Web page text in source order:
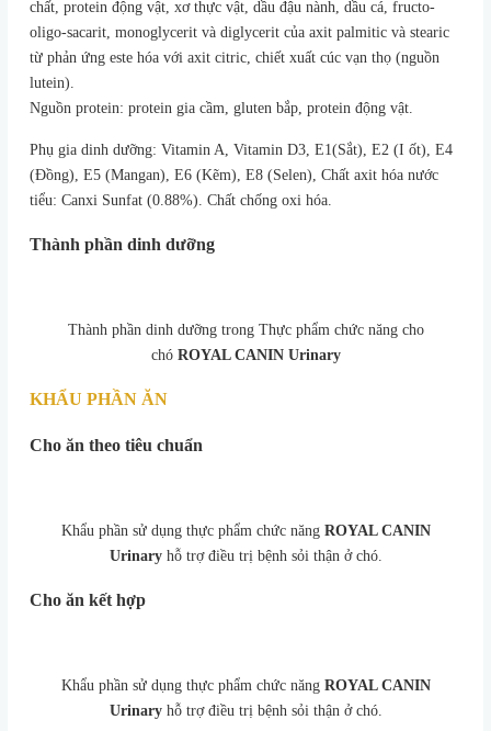
chất, protein động vật, xơ thực vật, dầu đậu nành, dầu cá, fructo-
oligo-sacarit, monoglycerit và diglycerit của axit palmitic và stearic
từ phản ứng este hóa với axit citric, chiết xuất cúc vạn thọ (nguồn
lutein).
Nguồn protein: protein gia cầm, gluten bắp, protein động vật.
Phụ gia dinh dưỡng: Vitamin A, Vitamin D3, E1(Sắt), E2 (I ốt), E4
(Đồng), E5 (Mangan), E6 (Kẽm), E8 (Selen), Chất axit hóa nước
tiểu: Canxi Sunfat (0.88%). Chất chống oxi hóa.
Thành phần dinh dưỡng
Thành phần dinh dưỡng trong Thực phẩm chức năng cho
chó ROYAL CANIN Urinary
KHẨU PHẦN ĂN
Cho ăn theo tiêu chuẩn
Khẩu phần sử dụng thực phẩm chức năng ROYAL CANIN
Urinary hỗ trợ điều trị bệnh sỏi thận ở chó.
Cho ăn kết hợp
Khẩu phần sử dụng thực phẩm chức năng ROYAL CANIN
Urinary hỗ trợ điều trị bệnh sỏi thận ở chó.